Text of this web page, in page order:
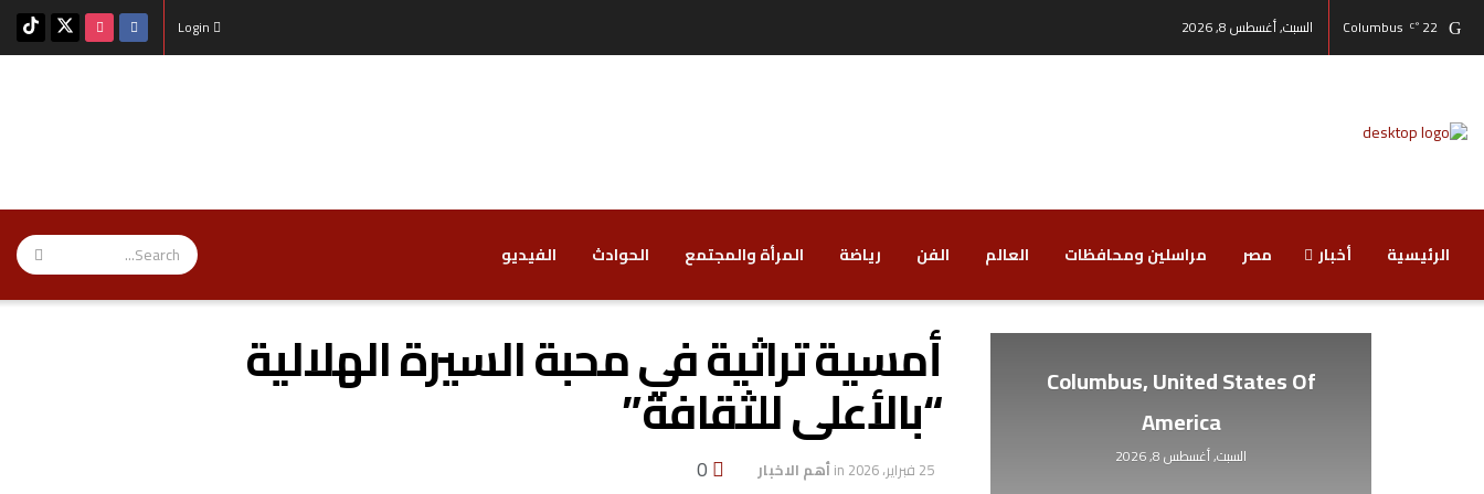
22
°C
Columbus السبت, أغسطس 8, 2026
الرئيسية أخبار مصر مراسلين ومحافظات ‏العالم الفن رياضة ‏المرأة والمجتمع ‏الحوادث ‏الفيديو
أمسية تراثية في محبة السيرة الهلالية
“بالأعلى للثقافة”
25 فبراير، 2026 inأهم الاخبار
Columbus, United States Of
America
السبت, أغسطس 8, 2026